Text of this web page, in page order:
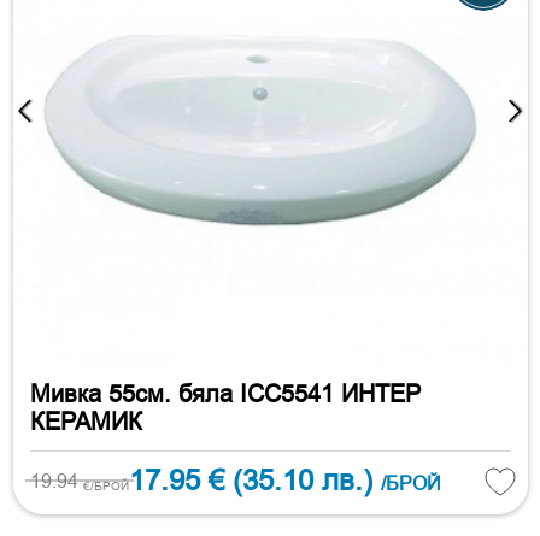
Мивка 55см. бяла ICC5541 ИНТЕР
КЕРАМИК
19.94€/БРОЙ17.95 € (35.10 лв.) /БРОЙ